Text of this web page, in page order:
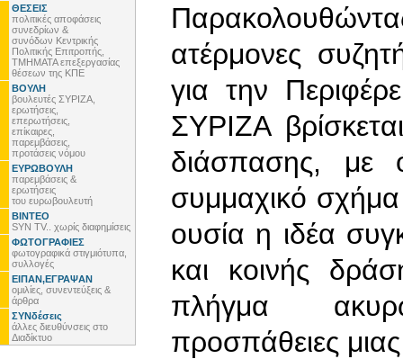
ΘΕΣΕΙΣ
πολιτικές αποφάσεις
συνεδρίων &
συνόδων Κεντρικής
Πολιτικής Επιτροπής,
ΤΜΗΜΑΤΑ επεξεργασίας
θέσεων της ΚΠΕ
ΒΟΥΛΗ
βουλευτές ΣΥΡΙΖΑ,
ερωτήσεις,
επερωτήσεις,
επίκαιρες,
παρεμβάσεις,
προτάσεις νόμου
ΕΥΡΩΒΟΥΛΗ
παρεμβάσεις &
ερωτήσεις
του ευρωβουλευτή
ΒΙΝΤΕΟ
SYN TV.. χωρίς διαφημίσεις
ΦΩΤΟΓΡΑΦΙΕΣ
φωτογραφικά στιγμιότυπα,
συλλογές
ΕΙΠΑΝ,ΕΓΡΑΨΑΝ
ομιλίες, συνεντεύξεις &
άρθρα
ΣΥΝδέσεις
άλλες διευθύνσεις στο
Διαδίκτυο
ατέρμονες
για την
ΣΥΡΙΖΑ
διάσπασης, με
συμμαχικό
ουσία η ιδέα
και κοινής
πλήγμα
προσπάθειες